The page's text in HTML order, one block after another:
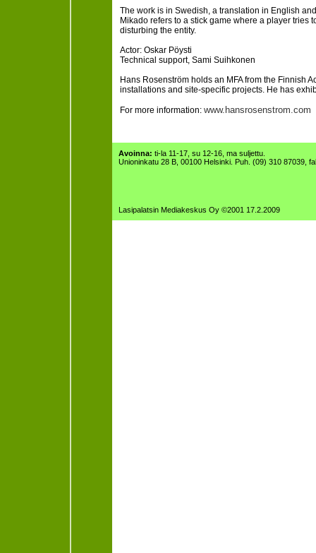
The work is in Swedish, a translation in English
Mikado refers to a stick game where a player tries
disturbing the entity.
Actor: Oskar Pöysti
Technical support, Sami Suihkonen
Hans Rosenström holds an MFA from the Finnish
installations and site-specific projects. He has
For more information: www.hansrosenstrom.com
Avoinna: ti-la 11-17, su 12-16, ma suljettu.
Unioninkatu 28 B, 00100 Helsinki. Puh. (09) 310 87039,
Lasipalatsin Mediakeskus Oy ©2001 17.2.2009